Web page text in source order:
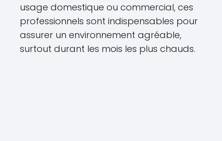
usage domestique ou commercial, ces
professionnels sont indispensables pour
assurer un environnement agréable,
surtout durant les mois les plus chauds.